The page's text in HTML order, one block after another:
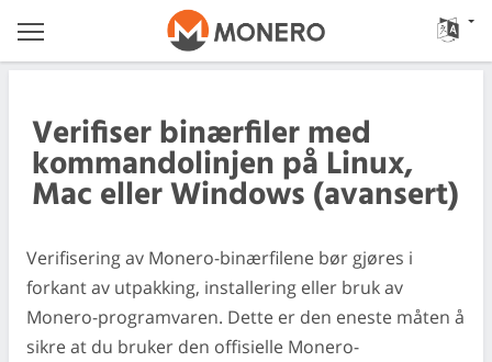
Verifiser binærfiler med
kommandolinjen på Linux,
Mac eller Windows (avansert)
Verifisering av Monero-binærfilene bør gjøres i
forkant av utpakking, installering eller bruk av
Monero-programvaren. Dette er den eneste måten å
sikre at du bruker den offisielle Monero-